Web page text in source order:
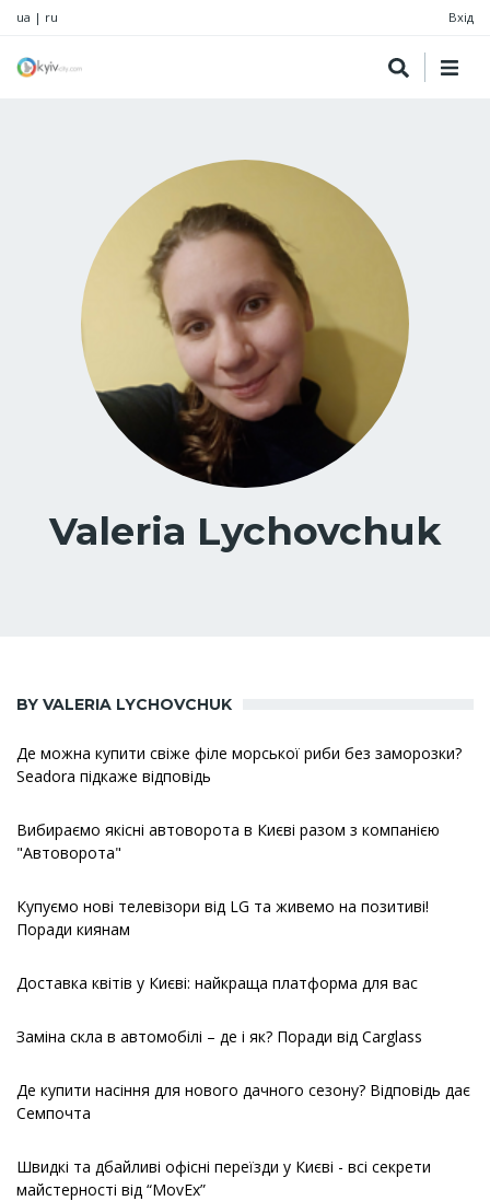
ua | ru Вхід
Valeria Lychovchuk
BY VALERIA LYCHOVCHUK
Де можна купити свіже філе морської риби без заморозки?
Seadora підкаже відповідь
Вибираємо якісні автоворота в Києві разом з компанією
"Автоворота"
Купуємо нові телевізори від LG та живемо на позитиві!
Поради киянам
Доставка квітів у Києві: найкраща платформа для вас
Заміна скла в автомобілі – де і як? Поради від Carglass
Де купити насіння для нового дачного сезону? Відповідь дає
Семпочта
Швидкі та дбайливі офісні переїзди у Києві - всі секрети
майстерності від “MovEx”